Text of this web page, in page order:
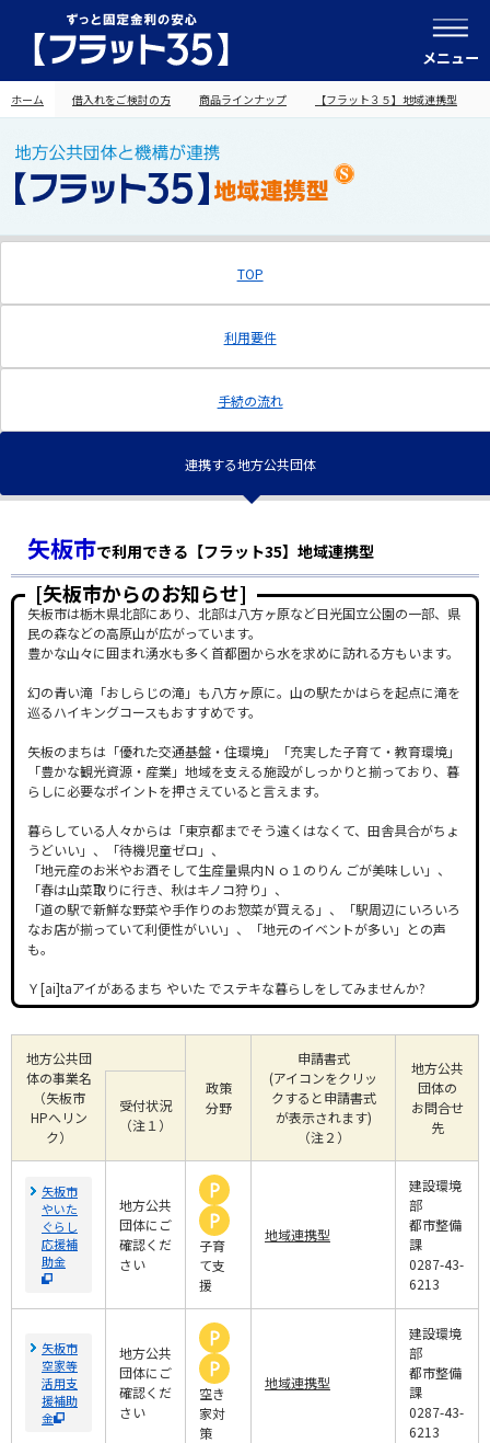
メニュー
ホーム 借入れをご検討の方 商品ラインナップ 【フラット３５】地域連携型
TOP
利用要件
手続の流れ
連携する地方公共団体
矢板市で利用できる【フラット35】地域連携型
[矢板市からのお知らせ]
矢板市は栃木県北部にあり、北部は八方ヶ原など日光国立公園の一部、県
民の森などの高原山が広がっています。
豊かな山々に囲まれ湧水も多く首都圏から水を求めに訪れる方もいます。
幻の青い滝「おしらじの滝」も八方ヶ原に。山の駅たかはらを起点に滝を
巡るハイキングコースもおすすめです。
矢板のまちは「優れた交通基盤・住環境」「充実した子育て・教育環境」
「豊かな観光資源・産業」地域を支える施設がしっかりと揃っており、暮
らしに必要なポイントを押さえていると言えます。
暮らしている人々からは「東京都までそう遠くはなくて、田舎具合がちょ
うどいい」、「待機児童ゼロ」、
「地元産のお米やお酒そして生産量県内Ｎｏ１のりん ごが美味しい」、
「春は山菜取りに行き、秋はキノコ狩り」、
「道の駅で新鮮な野菜や手作りのお惣菜が買える」、「駅周辺にいろいろ
なお店が揃っていて利便性がいい」、「地元のイベントが多い」との声
も。
Ｙ[ai]taアイがあるまち やいた でステキな暮らしをしてみませんか?
地方公共団
体の事業名
（矢板市
HPへリン
ク）
政策
分野
申請書式
(アイコンをクリッ
クすると申請書式
が表示されます)
（注２）
地方公共
団体の
お問合せ
先
受付状況
（注１）
矢板市
やいた
ぐらし
応援補
助金
地方公共
団体にご
確認くだ
さい
子育
て支
援
地域連携型
建設環境
部
都市整備
課
0287-43-
6213
矢板市
空家等
活用支
援補助
金
地方公共
団体にご
確認くだ
さい
空き
家対
策
地域連携型
建設環境
部
都市整備
課
0287-43-
6213